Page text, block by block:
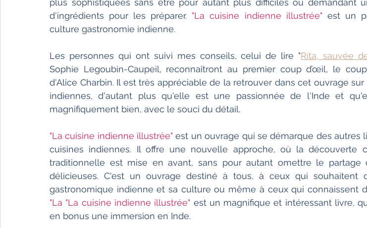
d'ingrédients pour les préparer. "La cuisine indienne illustrée" est un
culture gastronomie indienne.
Les personnes qui ont suivi mes conseils, celui de lire "Rita, sauvée
Sophie Legoubin-Caupeil, reconnaîtront au premier coup d’œil, le
d'Alice Charbin. Il est très appréciable de la retrouver dans cet ouvrage sur
indiennes, d'autant plus qu'elle est une passionnée de l'Inde et
magnifiquement bien, avec le souci du détail.
"La cuisine indienne illustrée" est un ouvrage qui se démarque des autres
cuisines indiennes. Il offre une nouvelle approche, où la découverte
traditionnelle est mise en avant, sans pour autant omettre le partage
délicieuses. C'est un ouvrage destiné à tous, à ceux qui souhaitent
"La "La cuisine indienne illustrée" est un magnifique et intéressant livre,
en bonus une immersion en Inde.